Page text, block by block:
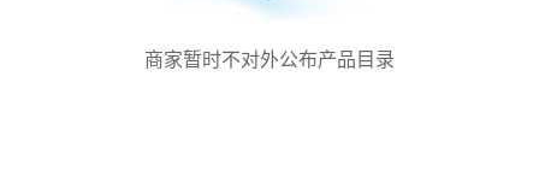
商家暂时不对外公布产品目录